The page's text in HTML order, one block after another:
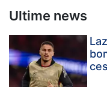
Ultime news